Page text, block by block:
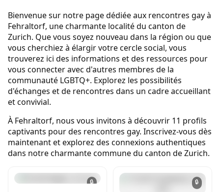
Bienvenue sur notre page dédiée aux rencontres gay à
Fehraltorf, une charmante localité du canton de
Zurich. Que vous soyez nouveau dans la région ou que
vous cherchiez à élargir votre cercle social, vous
trouverez ici des informations et des ressources pour
vous connecter avec d'autres membres de la
communauté LGBTQ+. Explorez les possibilités
d'échanges et de rencontres dans un cadre accueillant
et convivial.
À Fehraltorf, nous vous invitons à découvrir 11 profils
captivants pour des rencontres gay. Inscrivez-vous dès
maintenant et explorez des connexions authentiques
dans notre charmante commune du canton de Zurich.
🔒 🔒